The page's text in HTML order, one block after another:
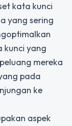
kata kunci
yang sering
kunci yang
mereka
pada
ke
aspek